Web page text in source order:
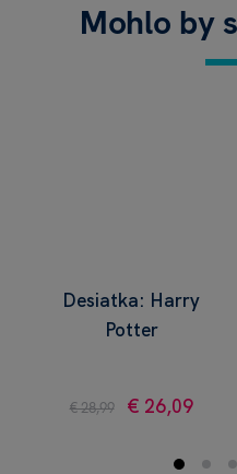
Mohlo by
Desiatka: Harry
Potter
€ 28,99 € 26,09